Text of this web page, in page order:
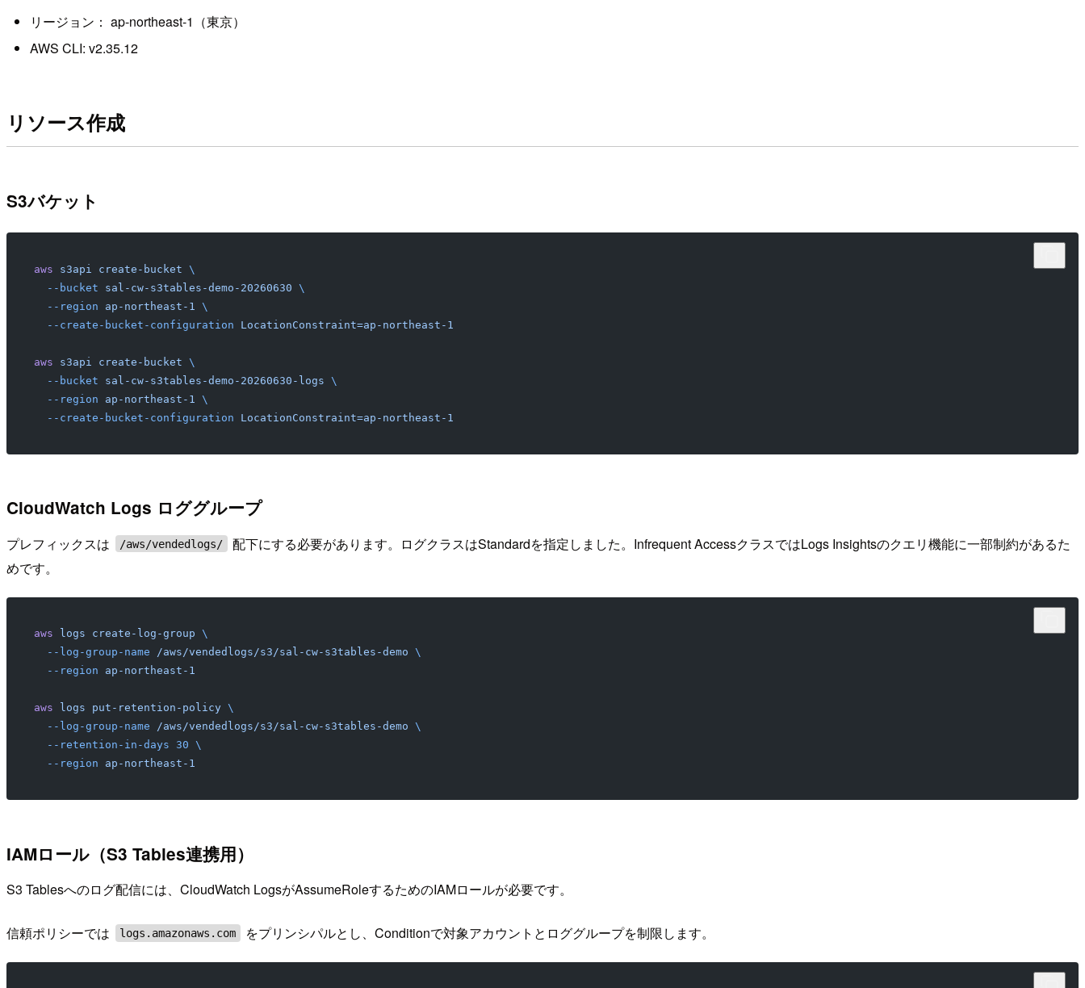
リージョン： ap-northeast-1（東京）
AWS CLI: v2.35.12
リソース作成
S3バケット
aws s3api create-bucket \
  --bucket
sal-cw-s3tables-demo-20260630 \
  --region
ap-northeast-1 \
  --create-bucket-configuration
LocationConstraint=ap-northeast-1
aws s3api create-bucket \
  --bucket
sal-cw-s3tables-demo-20260630-logs \
  --region
ap-northeast-1 \
  --create-bucket-configuration
LocationConstraint=ap-northeast-1
CloudWatch Logs ロググループ
プレフィックスは /aws/vendedlogs/
配下にする必要があります。ログクラスはStandardを指定しました。Infrequent AccessクラスではLogs Insightsのクエリ機能に一部制約があるた
めです。
aws logs create-log-group \
  --log-group-name
/aws/vendedlogs/s3/sal-cw-s3tables-demo \
  --region
ap-northeast-1
aws logs put-retention-policy \
  --log-group-name
/aws/vendedlogs/s3/sal-cw-s3tables-demo \
  --retention-in-days
30 \
  --region
ap-northeast-1
IAMロール（S3 Tables連携用）
S3 Tablesへのログ配信には、CloudWatch LogsがAssumeRoleするためのIAMロールが必要です。
信頼ポリシーでは logs.amazonaws.com をプリンシパルとし、Conditionで対象アカウントとロググループを制限します。